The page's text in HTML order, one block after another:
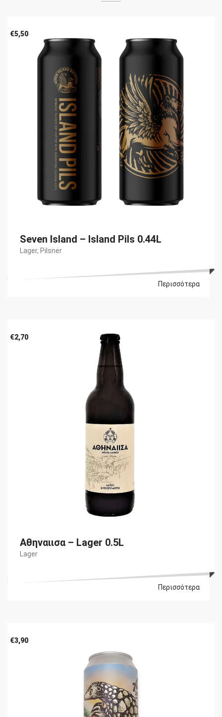
€5,50
Seven Island – Island Pils 0.44L
Lager, Pilsner
Περισσότερα
€2,70
Αθηναιισα – Lager 0.5L
Lager
Περισσότερα
€3,90